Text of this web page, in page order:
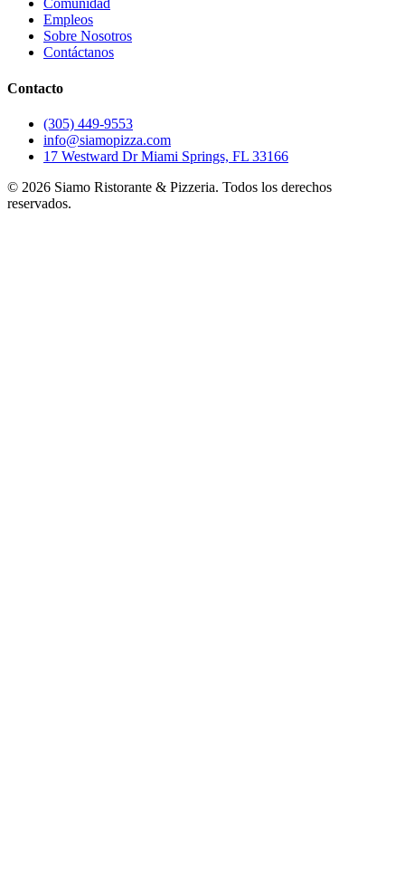
Comunidad
Empleos
Sobre Nosotros
Contáctanos
Contacto
(305) 449-9553
info@siamopizza.com
17 Westward Dr Miami Springs, FL 33166
© 2026 Siamo Ristorante & Pizzeria. Todos los derechos
reservados.